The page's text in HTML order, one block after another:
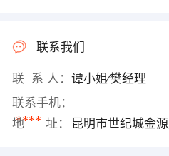
联系我们
联 系 人： 谭小姐∕樊经理
联系手机：
****
地 址： 昆明市世纪城金